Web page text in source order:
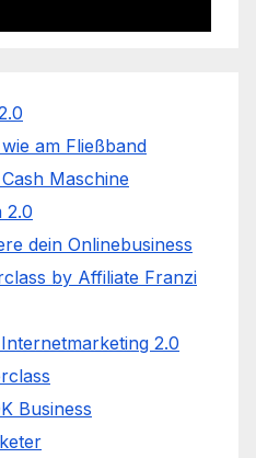
am Fließband
Maschine
2.0
dein Onlinebusiness
by Affiliate Franzi
2.0
Business